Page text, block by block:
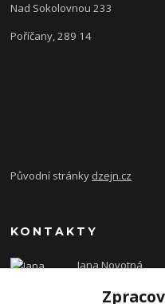
Nad Sokolovnou 233
Poříčany, 289 14
Původní stránky dzejn.cz
KONTAKTY
Jana Novotná